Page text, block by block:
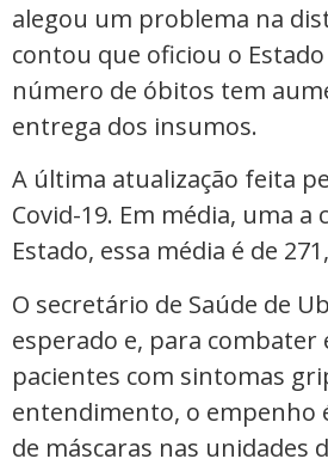
alegou um problema na
contou que oficiou o
número de óbitos tem
entrega dos insumos.
A última atualização feita
Covid-19. Em média, uma a
Estado, essa média é de
O secretário de Saúde de
esperado e, para combater
pacientes com sintomas
entendimento, o empenho
de máscaras nas unidades